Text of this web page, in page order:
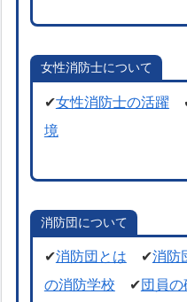
女性消防士について
✔女性消防士の活躍
境
消防団について
✔消防団とは ✔消防
の消防学校 ✔団員の